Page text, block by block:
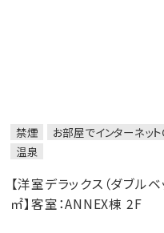
禁煙 お部屋でインターネット
温泉
【洋室デラックス（ダブ
㎡】客室：ANNEX棟 2F